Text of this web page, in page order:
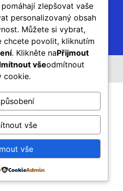
vyhrazena.
zlepšovat vaše
personalizovaný obsah
Můžete si vybrat,
chcete povolit, kliknutím
. Klikněte naPřijmout
všeodmítnout
cookie.
vše
vše